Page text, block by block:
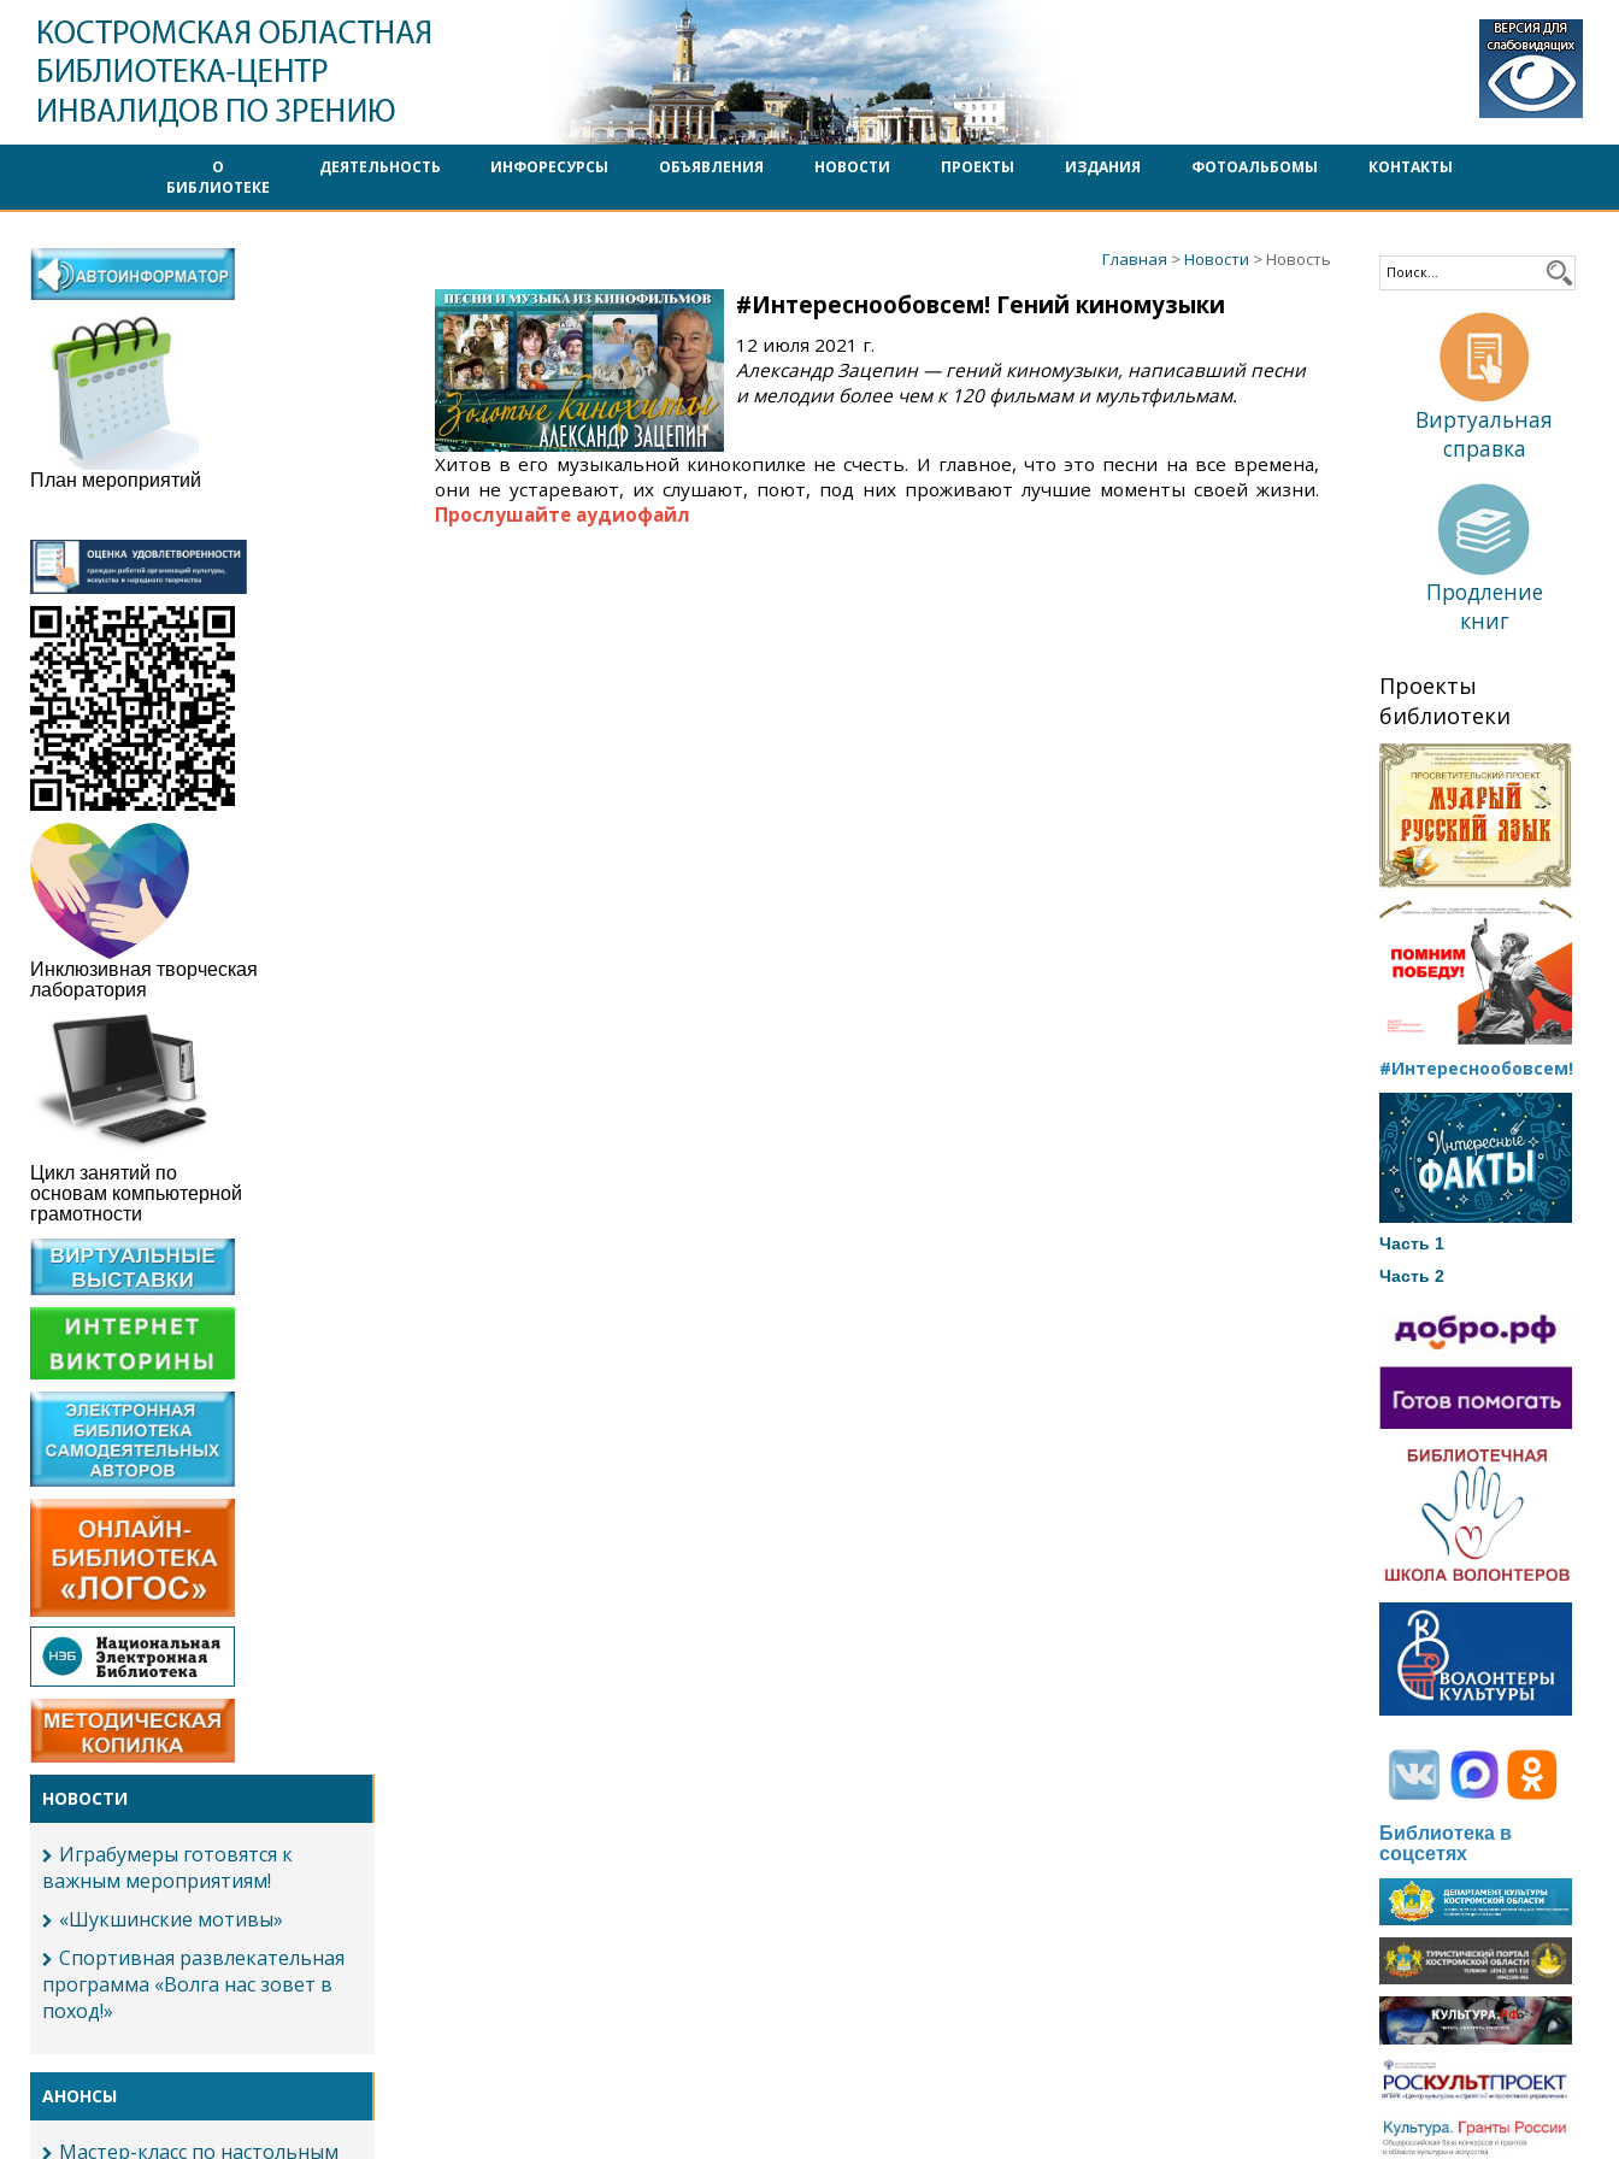
О
БИБЛИОТЕКЕ
ДЕЯТЕЛЬНОСТЬ ИНФОРЕСУРСЫ ОБЪЯВЛЕНИЯ НОВОСТИ ПРОЕКТЫ ИЗДАНИЯ ФОТОАЛЬБОМЫ КОНТАКТЫ
План мероприятий
Инклюзивная творческая
лаборатория
Цикл занятий по
основам компьютерной
грамотности
НОВОСТИ
Играбумеры готовятся к
важным мероприятиям!
«Шукшинские мотивы»
Спортивная развлекательная
программа «Волга нас зовет в
поход!»
АНОНСЫ
Мастер-класс по настольным
Главная >Новости > Новость
#Интереснообовсем! Гений киномузыки
12 июля 2021 г.
Александр Зацепин — гений киномузыки, написавший песни
и мелодии более чем к 120 фильмам и мультфильмам.
Хитов в его музыкальной кинокопилке не счесть. И главное, что это песни на все времена,
они не устаревают, их слушают, поют, под них проживают лучшие моменты своей жизни.
Прослушайте аудиофайл
Виртуальная
справка
Продление
книг
Проекты
библиотеки
#Интереснообовсем!
Часть 1
Часть 2
Библиотека в
соцсетях